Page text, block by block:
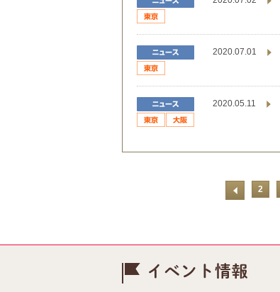
2020.07.01
2020.05.11
2